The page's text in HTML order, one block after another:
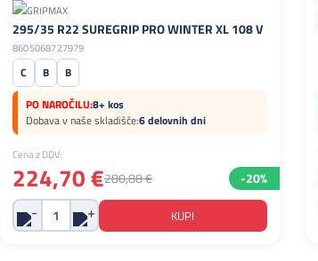
295/35 R22 SUREGRIP PRO WINTER XL 108 V
8605068727979
C B
B
PO NAROČILU:8+ kos
Dobava v naše skladišče:6 delovnih dni
Cena z DDV:
224,70 €280,88 € -20%